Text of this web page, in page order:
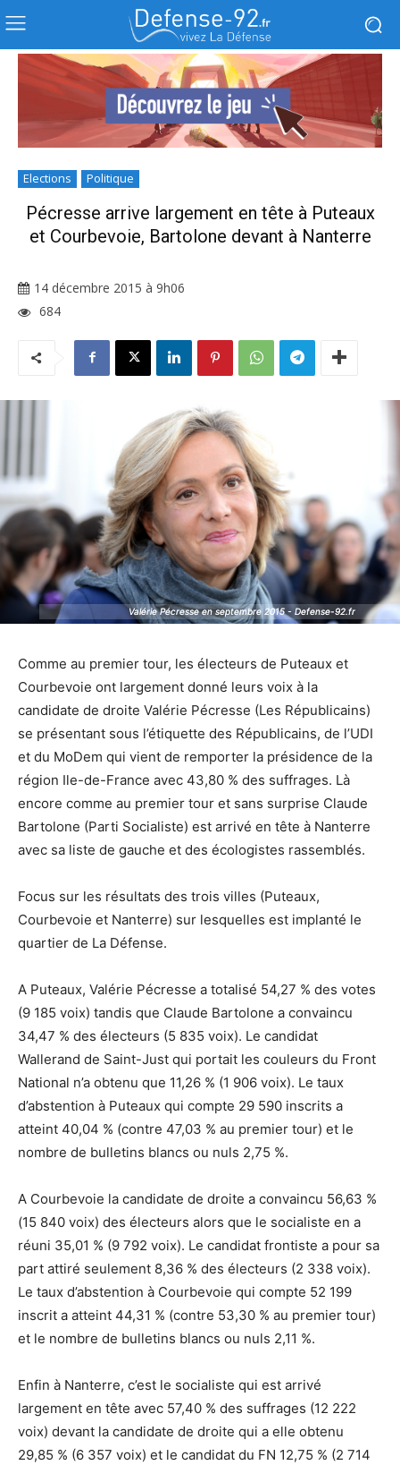
Elections Politique
Pécresse arrive largement en tête à Puteaux
et Courbevoie, Bartolone devant à Nanterre
14 décembre 2015 à 9h06
684
Valérie Pécresse en septembre 2015 - Defense-92.fr
Valérie Pécresse en septembre 2015 - Defense-92.fr
Comme au premier tour, les électeurs de Puteaux et
Courbevoie ont largement donné leurs voix à la
candidate de droite Valérie Pécresse (Les Républicains)
se présentant sous l’étiquette des Républicains, de l’UDI
et du MoDem qui vient de remporter la présidence de la
région Ile-de-France avec 43,80 % des suffrages. Là
encore comme au premier tour et sans surprise Claude
Bartolone (Parti Socialiste) est arrivé en tête à Nanterre
avec sa liste de gauche et des écologistes rassemblés.
Focus sur les résultats des trois villes (Puteaux,
Courbevoie et Nanterre) sur lesquelles est implanté le
quartier de La Défense.
A Puteaux, Valérie Pécresse a totalisé 54,27 % des votes
(9 185 voix) tandis que Claude Bartolone a convaincu
34,47 % des électeurs (5 835 voix). Le candidat
Wallerand de Saint-Just qui portait les couleurs du Front
National n’a obtenu que 11,26 % (1 906 voix). Le taux
d’abstention à Puteaux qui compte 29 590 inscrits a
atteint 40,04 % (contre 47,03 % au premier tour) et le
nombre de bulletins blancs ou nuls 2,75 %.
A Courbevoie la candidate de droite a convaincu 56,63 %
(15 840 voix) des électeurs alors que le socialiste en a
réuni 35,01 % (9 792 voix). Le candidat frontiste a pour sa
part attiré seulement 8,36 % des électeurs (2 338 voix).
Le taux d’abstention à Courbevoie qui compte 52 199
inscrit a atteint 44,31 % (contre 53,30 % au premier tour)
et le nombre de bulletins blancs ou nuls 2,11 %.
Enfin à Nanterre, c’est le socialiste qui est arrivé
largement en tête avec 57,40 % des suffrages (12 222
voix) devant la candidate de droite qui a elle obtenu
29,85 % (6 357 voix) et le candidat du FN 12,75 % (2 714